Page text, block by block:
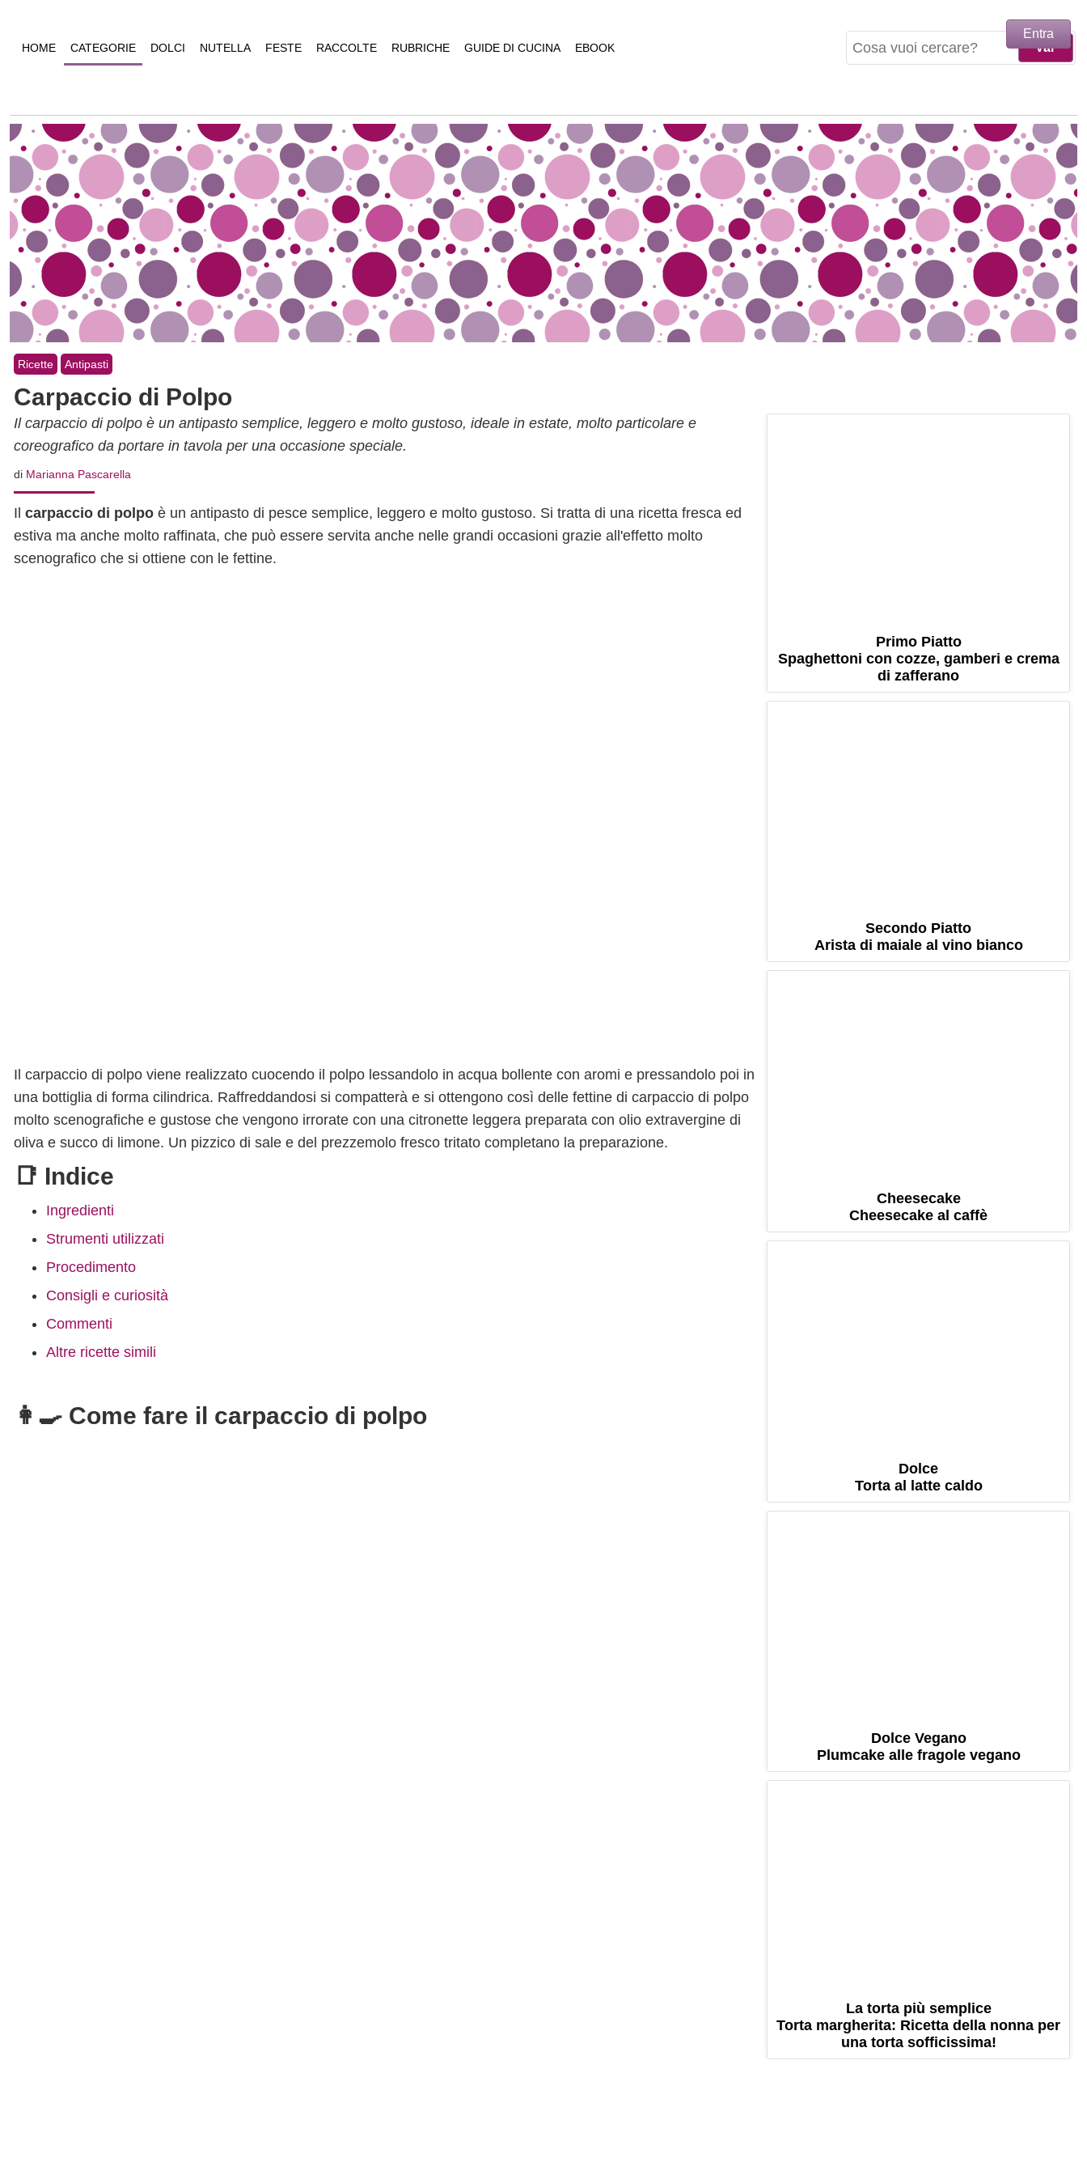
HOME CATEGORIE DOLCI NUTELLA FESTE RACCOLTE RUBRICHE GUIDE DI CUCINA EBOOK
Ricette Antipasti
Carpaccio di Polpo
Il carpaccio di polpo è un antipasto semplice, leggero e molto gustoso, ideale in estate, molto particolare e
coreografico da portare in tavola per una occasione speciale.
di Marianna Pascarella
Il carpaccio di polpo è un antipasto di pesce semplice, leggero e molto gustoso. Si tratta di una ricetta fresca ed
estiva ma anche molto raffinata, che può essere servita anche nelle grandi occasioni grazie all'effetto molto
scenografico che si ottiene con le fettine.
Il carpaccio di polpo viene realizzato cuocendo il polpo lessandolo in acqua bollente con aromi e pressandolo poi in
una bottiglia di forma cilindrica. Raffreddandosi si compatterà e si ottengono così delle fettine di carpaccio di polpo
molto scenografiche e gustose che vengono irrorate con una citronette leggera preparata con olio extravergine di
oliva e succo di limone. Un pizzico di sale e del prezzemolo fresco tritato completano la preparazione.
📑 Indice
Ingredienti
Strumenti utilizzati
Procedimento
Consigli e curiosità
Commenti
Altre ricette simili
👩‍🍳 Come fare il carpaccio di polpo
Primo Piatto
Spaghettoni con cozze, gamberi e crema
di zafferano
Secondo Piatto
Arista di maiale al vino bianco
Cheesecake
Cheesecake al caffè
Dolce
Torta al latte caldo
Dolce Vegano
Plumcake alle fragole vegano
La torta più semplice
Torta margherita: Ricetta della nonna per
una torta sofficissima!
Entra